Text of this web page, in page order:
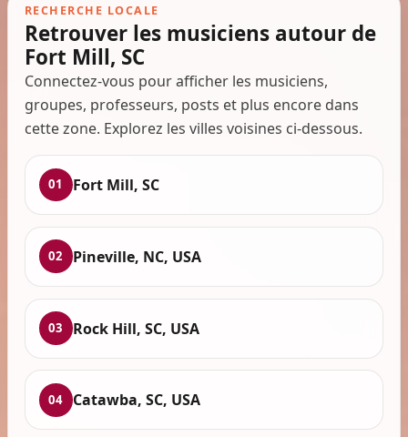
RECHERCHE LOCALE
Retrouver les musiciens autour de
Fort Mill, SC
Connectez-vous pour afficher les musiciens,
groupes, professeurs, posts et plus encore dans
cette zone. Explorez les villes voisines ci-dessous.
01 Fort Mill, SC
02 Pineville, NC, USA
03 Rock Hill, SC, USA
04 Catawba, SC, USA